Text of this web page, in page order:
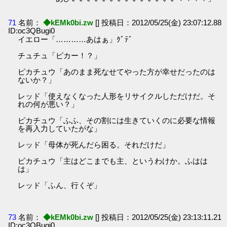
71 名前： ◆kEMk0bi.zw [] 投稿日：2012/05/25(金) 23:07:12.88
ID:oc3QBugi0
イエロー「…………あはぁ」ｸﾞﾃﾞ
チュチュ「ピカー！？」
ピカチュウ「あのまま死なせてやった方が幸せだったのは
ないか？」
レッド「使えなくなった人形をリサイクルしただけだ。そ
れの何が悪い？」
ピカチュウ「ふふ、その割には生きていくのに必要な情報
を再入力していたがな」
レッド「母体が死んだら困る。それだけだ」
ピカチュウ「主はどこまでも主、というわけか。ふはは
は」
レッド「ふん、行くぞ」
73 名前： ◆kEMk0bi.zw [] 投稿日：2012/05/25(金) 23:13:11.21
ID:oc3QBugi0